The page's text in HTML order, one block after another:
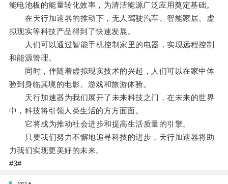
能电池板的能量转化效率，为清洁能源广泛应用奠定基础。
在天行加速器的推动下，无人驾驶汽车、智能家居、虚
拟现实等科技产品得到了快速发展。
人们可以通过智能手机控制家里的电器，实现远程控制
和能源管理。
同时，伴随着虚拟现实技术的兴起，人们可以在家中体
验到身临其境的电影、游戏和旅游体验。
天行加速器为我们展开了未来科技之门，在未来的世界
中，科技将引领人类生活的方方面面。
它将成为推动社会进步和提高生活质量的引擎。
只要我们努力不懈地追寻科技的进步，天行加速器将助
力我们实现更美好的未来。
#3#